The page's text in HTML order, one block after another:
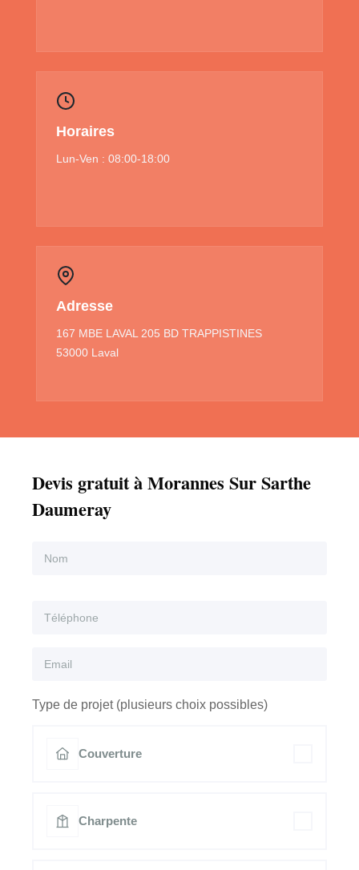
Horaires
Lun-Ven : 08:00-18:00
Adresse
167 MBE LAVAL 205 BD TRAPPISTINES
53000 Laval
Devis gratuit à Morannes Sur Sarthe
Daumeray
Type de projet (plusieurs choix possibles)
Couverture
Charpente